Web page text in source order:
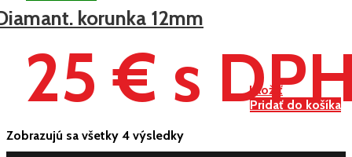
Uložiť
Pridať do košíka
korunka 12mm
25 € s
Zobrazujú sa všetky 4 výsledky